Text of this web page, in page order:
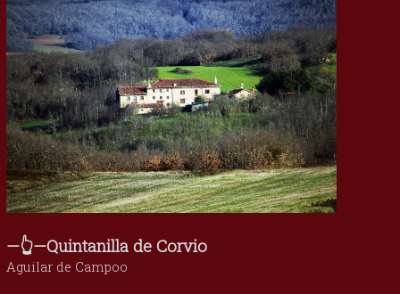
—👆—Quintanilla de Corvio
Aguilar de Campoo